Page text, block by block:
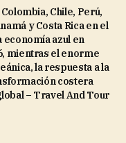
Chile, Perú,
y Costa Rica en el
economía azul en
mientras el enorme
la respuesta a la
costera
– Travel And Tour